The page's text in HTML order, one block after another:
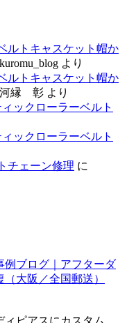
ルトキャスケット帽か
kuromu_blog より
ルトキャスケット帽か
河縁 彰 より
ックローラーベルト
ックローラーベルト
チェーン修理 に
例ブログ｜アフターダ
大阪／全国郵送）
ィピアスにカスタム